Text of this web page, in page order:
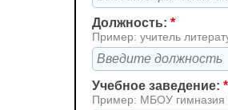
Должность: *
Пример: учитель
Учебное заведение: *
Пример: МБОУ